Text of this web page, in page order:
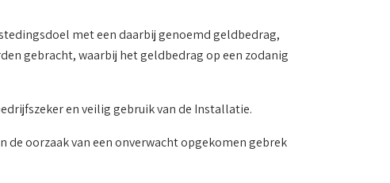
met een daarbij genoemd geldbedrag,
gebracht, waarbij het geldbedrag op een zodanig
en veilig gebruik van de Installatie.
de oorzaak van een onverwacht opgekomen gebrek